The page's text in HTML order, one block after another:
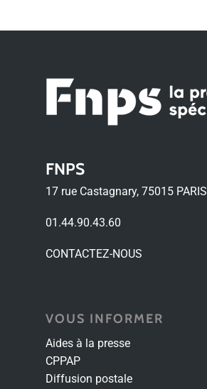
FNPS
17 rue Castagnary, 75015 PARIS
01.44.90.43.60
CONTACTEZ-NOUS
VOUS INFORMER
Aides à la presse
CPPAP
Diffusion postale